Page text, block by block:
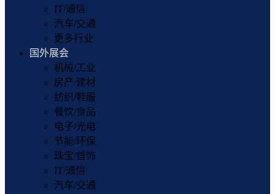
IT/通信
汽车/交通
更多行业
国外展会
机械/工业
房产/建材
纺织/鞋服
餐饮/食品
电子/光电
节能/环保
珠宝/首饰
IT/通信
汽车/交通